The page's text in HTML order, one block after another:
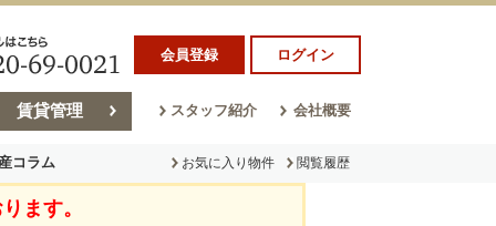
会員登録 ログイン
賃貸管理 スタッフ紹介 会社概要
コラム
ム
お気に入り物件 閲覧履歴
ます。